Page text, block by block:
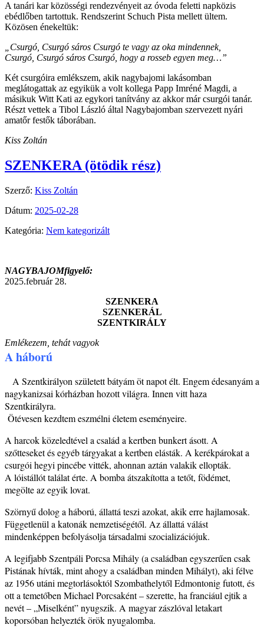
A tanári kar közösségi rendezvényeit az óvoda feletti napközis
ebédlőben tartottuk. Rendszerint Schuch Pista mellett ültem.
Közösen énekeltük:
„Csurgó, Csurgó sáros Csurgó te vagy az oka mindennek,
Csurgó, Csurgó sáros Csurgó, hogy a rosseb egyen meg…”
Két csurgóira emlékszem, akik nagybajomi lakásomban
meglátogattak az egyikük a volt kollega Papp Imréné Magdi, a
másikuk Witt Kati az egykori tanítvány az akkor már csurgói tanár.
Részt vettek a Tibol László által Nagybajomban szervezett nyári
amatőr festők táborában.
Kiss Zoltán
SZENKERA (ötödik rész)
Szerző: Kiss Zoltán
Dátum: 2025-02-28
Kategória: Nem kategorizált
NAGYBAJOMfigyelő:
2025.február 28.
SZENKERA
SZENKERÁL
SZENTKIRÁLY
Emlékezem, tehát vagyok
A háború
A Szentkirályon született bátyám öt napot élt. Engem édesanyám a
nagykanizsai kórházban hozott világra. Innen vitt haza
Szentkirályra.
Ötévesen kezdtem eszmélni életem eseményeire.
A harcok közeledtével a család a kertben bunkert ásott. A
szőtteseket és egyéb tárgyakat a kertben elásták. A kerékpárokat a
csurgói hegyi pincébe vitték, ahonnan aztán valakik ellopták.
A lóistállót találat érte. A bomba átszakította a tetőt, födémet,
megölte az egyik lovat.
Szörnyű dolog a háború, állattá teszi azokat, akik erre hajlamosak.
Függetlenül a katonák nemzetiségétől. Az állattá válást
mindenképpen befolyásolja társadalmi szocializációjuk.
A legifjabb Szentpáli Porcsa Mihály (a családban egyszerűen csak
Pistának hívták, mint ahogy a családban minden Mihályt), aki félve
az 1956 utáni megtorlásoktól Szombathelytől Edmontonig futott, és
ott a temetőben Michael Porcsaként – szerette, ha franciául ejtik a
nevét – „Miselként” nyugszik. A magyar zászlóval letakart
koporsóban helyezték örök nyugalomba.